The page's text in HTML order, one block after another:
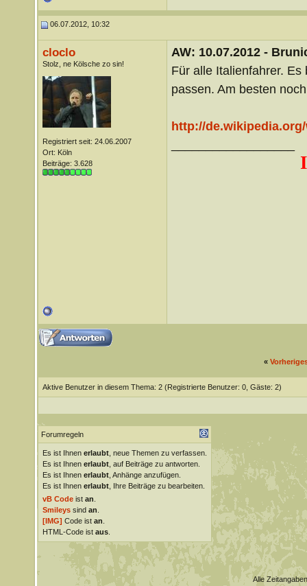
06.07.2012, 10:32
cloclo
Stolz, ne Kölsche zo sin!
Registriert seit: 24.06.2007
Ort: Köln
Beiträge: 3.628
AW: 10.07.2012 -
Für alle Italienfahrer.
passen. Am besten
http://
«
Aktive Benutzer in diesem Thema: 2 (Registrierte Benutzer: 0, Gäste: 2)
Forumregeln
Es ist Ihnen erlaubt, neue Themen zu verfassen.
Es ist Ihnen erlaubt, auf Beiträge zu antworten.
Es ist Ihnen erlaubt, Anhänge anzufügen.
Es ist Ihnen erlaubt, Ihre Beiträge zu bearbeiten.
vB Codeist an
Smileyssind an
[IMG] Code ist an
HTML-Code ist aus.
Alle